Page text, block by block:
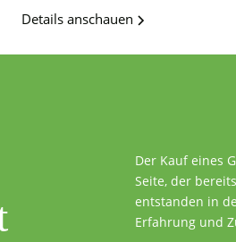
Details anschauen
Der Kauf eines
Seite, der
entstanden in
Erfahrung und